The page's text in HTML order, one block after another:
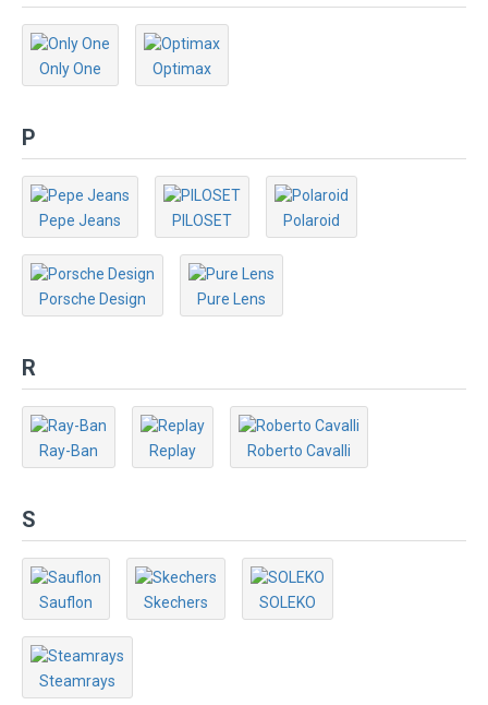
Only One Optimax
P
Pepe Jeans PILOSET Polaroid
Porsche Design Pure Lens
R
Ray-Ban Replay Roberto Cavalli
S
Sauflon Skechers SOLEKO
Steamrays